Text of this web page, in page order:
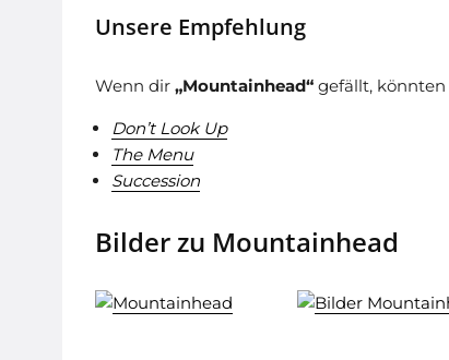
Unsere Empfehlung
Wenn dir „Mountainhead“ gefällt,
Don’t Look Up
The Menu
Succession
Bilder zu Mountainhead